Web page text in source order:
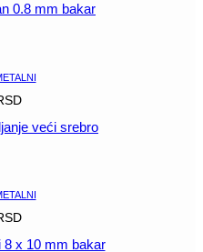
0.8 mm bakar
veći srebro
8 x 10 mm bakar